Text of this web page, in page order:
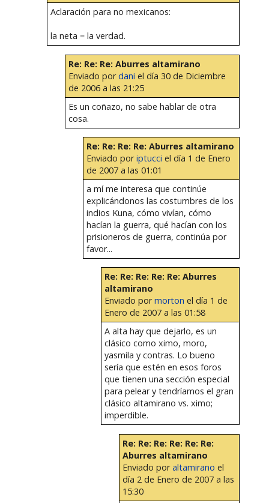
Aclaración para no mexicanos:
la neta = la verdad.
Re: Re: Re: Aburres altamirano
Enviado pordani el día 30 de Diciembre
de 2006 a las 21:25
Es un coñazo, no sabe hablar de otra
cosa.
Re: Re: Re: Re: Aburres altamirano
Enviado poriptucci el día 1 de Enero
de 2007 a las 01:01
a mí me interesa que continúe
explicándonos las costumbres de los
indios Kuna, cómo vivían, cómo
hacían la guerra, qué hacían con los
prisioneros de guerra, continúa por
favor...
Re: Re: Re: Re: Re: Aburres
altamirano
Enviado pormorton el día 1 de
Enero de 2007 a las 01:58
A alta hay que dejarlo, es un
clásico como ximo, moro,
yasmila y contras. Lo bueno
sería que estén en esos foros
que tienen una sección especial
para pelear y tendríamos el gran
clásico altamirano vs. ximo;
imperdible.
Re: Re: Re: Re: Re: Re:
Aburres altamirano
Enviado poraltamirano el
día 2 de Enero de 2007 a las
15:30